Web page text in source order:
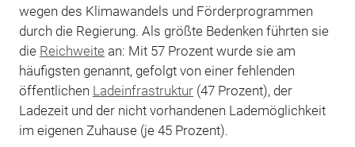
wegen des Klimawandels und Förderprogrammen
durch die Regierung. Als größte Bedenken führten sie
die Reichweite an: Mit 57 Prozent wurde sie am
häufigsten genannt, gefolgt von einer fehlenden
öffentlichen Ladeinfrastruktur(47 Prozent), der
Ladezeit und der nicht vorhandenen Lademöglichkeit
im eigenen Zuhause (je 45 Prozent).